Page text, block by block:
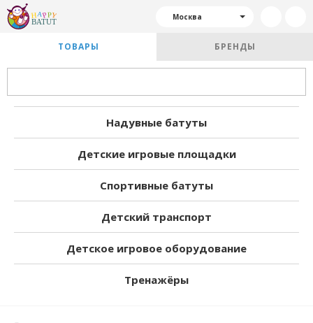
Москва
ТОВАРЫ БРЕНДЫ
Надувные батуты
Детские игровые площадки
Спортивные батуты
Детский транспорт
Детское игровое оборудование
Тренажёры